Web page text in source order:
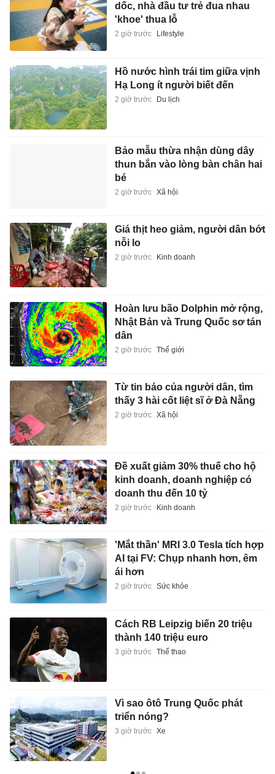
dốc, nhà đầu tư trẻ đua nhau
'khoe' thua lỗ
2 giờ trước Lifestyle
Hồ nước hình trái tim giữa vịnh
Hạ Long ít người biết đến
2 giờ trước Du lịch
Bảo mẫu thừa nhận dùng dây
thun bắn vào lòng bàn chân hai
bé
2 giờ trước Xã hội
Giá thịt heo giảm, người dân bớt
nỗi lo
2 giờ trước Kinh doanh
Hoàn lưu bão Dolphin mở rộng,
Nhật Bản và Trung Quốc sơ tán
dân
2 giờ trước Thế giới
Từ tin báo của người dân, tìm
thấy 3 hài cốt liệt sĩ ở Đà Nẵng
2 giờ trước Xã hội
Đề xuất giảm 30% thuế cho hộ
kinh doanh, doanh nghiệp có
doanh thu đến 10 tỷ
2 giờ trước Kinh doanh
'Mắt thần' MRI 3.0 Tesla tích hợp
AI tại FV: Chụp nhanh hơn, êm
ái hơn
2 giờ trước Sức khỏe
Cách RB Leipzig biến 20 triệu
thành 140 triệu euro
3 giờ trước Thể thao
Vì sao ôtô Trung Quốc phát
triển nóng?
3 giờ trước Xe